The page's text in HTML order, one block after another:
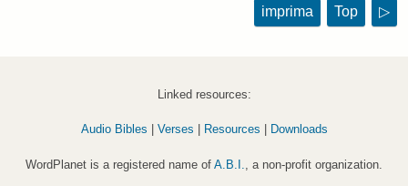
imprima Top ▷
Linked resources:
Audio Bibles Verses Resources Downloads
WordPlanet is a registered name of A.B.I. , a non-profit organization.